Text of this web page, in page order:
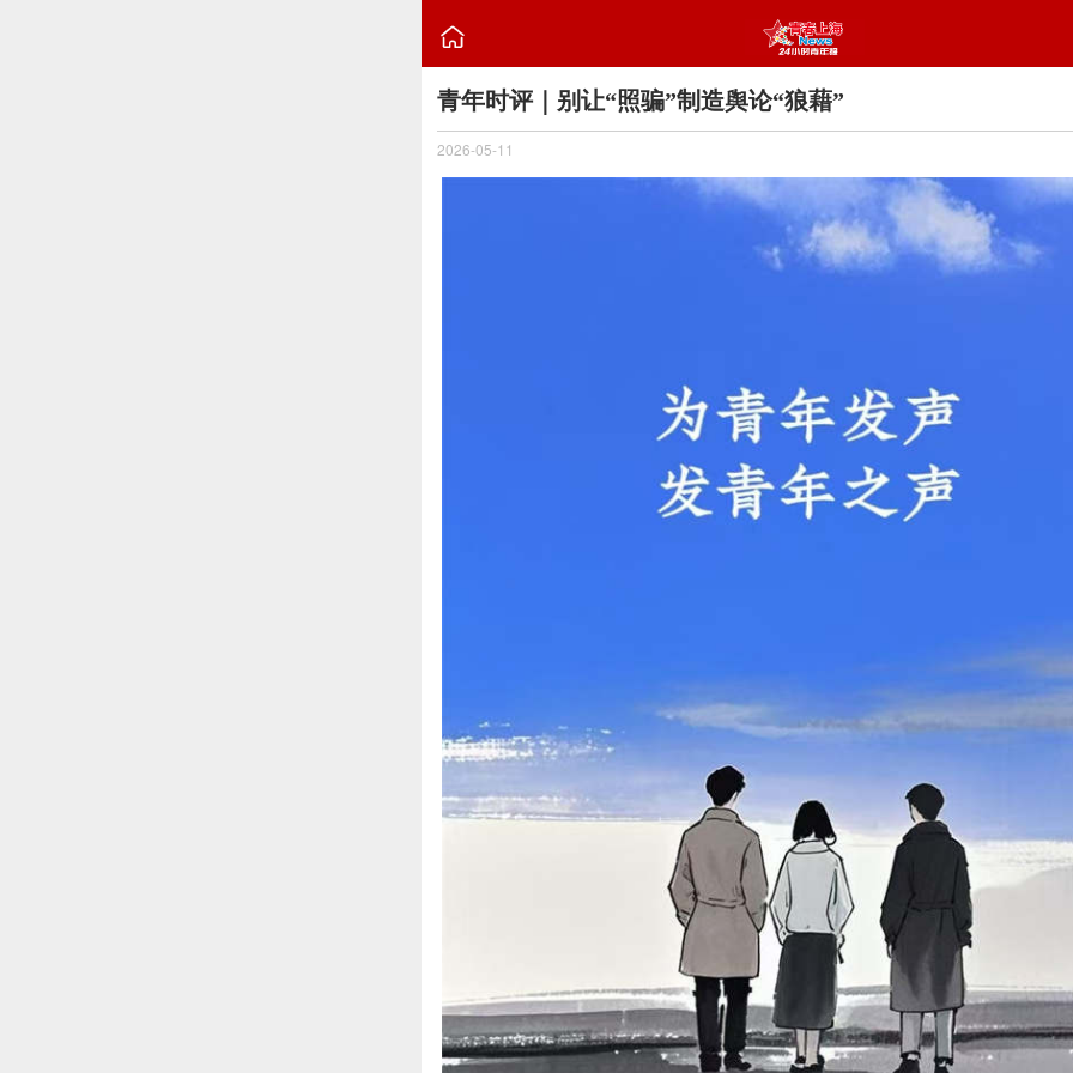

青年时评｜别让“照骗”制造舆论“狼藉”
2026-05-11